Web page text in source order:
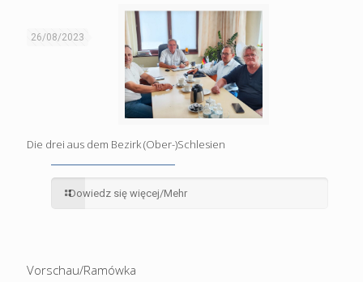
26/08/2023
Die drei aus dem Bezirk (Ober-)Schlesien
Dowiedz się więcej/Mehr
Vorschau/Ramówka